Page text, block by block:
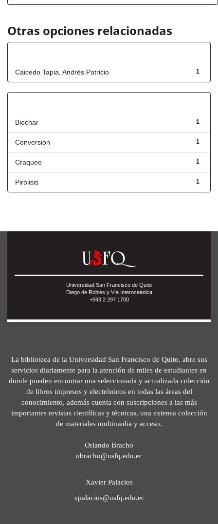
Otras opciones relacionadas
1
Caicedo Tapia, Andrés Patricio
1
Biochar
1
Conversión
1
Craqueo
1
Pirólisis
Universidad San Francisco de Quito
Diego de Robles y Vía Interoceánica
+593 2 297 1700
La biblioteca de la Universidad San Francisco de Quito, abre sus
servicios diariamente para la atención de miles de estudiantes en
donde pueden encontrar una seleccionada y actualizada colección
de libros impresos y electrónicos en todas las áreas del
conocimiento, además cuenta con suscripciones a las más
importantes revistas científicas y técnicas, una extensa colección
de materiales multimedia y acceso.
Orlando Bracho
obracho@usfq.edu.ec
Xavier Palacios
xpalacios@usfq.edu.ec